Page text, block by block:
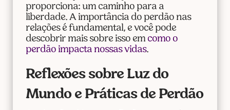
proporciona: um caminho para a
liberdade. A importância do perdão nas
relações é fundamental, e você pode
descobrir mais sobre isso em como o
perdão impacta nossas vidas.
Reflexões sobre Luz do
Mundo e Práticas de Perdão